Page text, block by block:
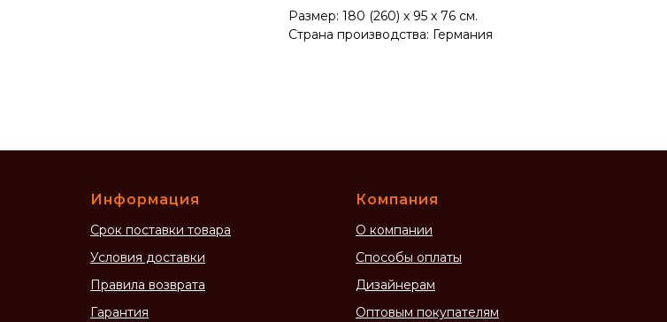
Размер: 180 (260) х 95 х 76 см.
Страна производства: Германия
Информация
Срок поставки товара
Условия доставки
Правила возврата
Гарантия
Компания
О компании
Способы оплаты
Дизайнерам
Оптовым покупателям